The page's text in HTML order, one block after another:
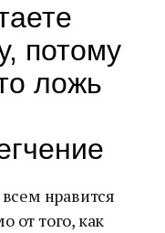
потому
ложь
нравится
от того, как